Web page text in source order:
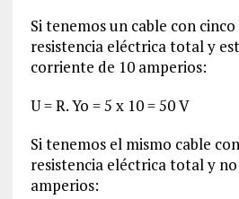
Si tenemos un cable con
resistencia eléctrica total y
corriente de 10 amperios:
U = R. Yo = 5 x 10 = 50 V
Si tenemos el mismo cable
resistencia eléctrica total y
amperios: